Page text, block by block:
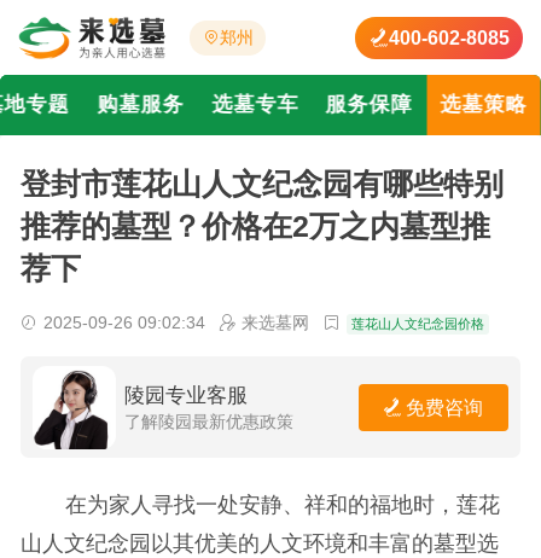
郑州 400-602-8085
地专题 购墓服务 选墓专车 服务保障 选墓策略
登封市莲花山人文纪念园有哪些特别
推荐的墓型？价格在2万之内墓型推
荐下
2025-09-26 09:02:34 来选墓网 莲花山人文纪念园价格
陵园专业客服
了解陵园最新优惠政策
免费咨询
在为家人寻找一处安静、祥和的福地时，莲花
山人文纪念园以其优美的人文环境和丰富的墓型选